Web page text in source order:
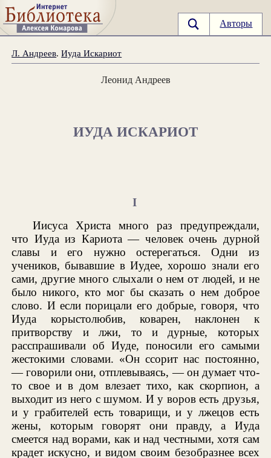
Авторы
Л. Андреев.Иуда Искариот
Леонид Андреев
ИУДА ИСКАРИОТ
I
Иисуса Христа много раз предупреждали,
что Иуда из Кариота — человек очень дурной
славы и его нужно остерегаться. Одни из
учеников, бывавшие в Иудее, хорошо знали его
сами, другие много слыхали о нем от людей, и не
было никого, кто мог бы сказать о нем доброе
слово. И если порицали его добрые, говоря, что
Иуда корыстолюбив, коварен, наклонен к
притворству и лжи, то и дурные, которых
расспрашивали об Иуде, поносили его самыми
жестокими словами. «Он ссорит нас постоянно,
— говорили они, отплевываясь, — он думает что-
то свое и в дом влезает тихо, как скорпион, а
выходит из него с шумом. И у воров есть друзья,
и у грабителей есть товарищи, и у лжецов есть
жены, которым говорят они правду, а Иуда
смеется над ворами, как и над честными, хотя сам
крадет искусно, и видом своим безобразнее всех